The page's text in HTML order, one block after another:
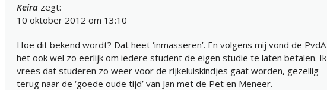
Keira zegt:
10 oktober 2012 om 13:10
Hoe dit bekend wordt? Dat heet ‘inmasseren’. En volgens mij vond de PvdA
het ook wel zo eerlijk om iedere student de eigen studie te laten betalen. Ik
vrees dat studeren zo weer voor de rijkeluiskindjes gaat worden, gezellig
terug naar de ‘goede oude tijd’ van Jan met de Pet en Meneer.